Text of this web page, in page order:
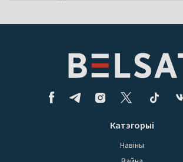
Катэгорыі
Навіны